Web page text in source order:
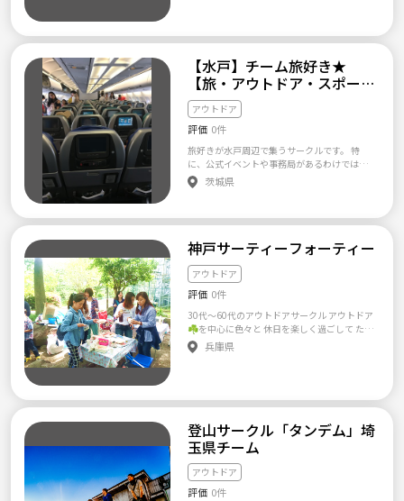
をみてレベルを確認してみてください！ 経験
者の方はレベルの加減を女性や未経験者・初
心者にも臨機応変に合わせられる方であれば
参加OKです！ 【活動風景動画から雰囲気が確
認できます！】 ・・・活動動画のところから
でも見れます！ 「ミニバスケ」 https://yout
u.be/UPOlT9luV5U 「バドミントン」 https://
s://youtu.be/879YTcvDeBI 「ドッチボール&ド
ッジビー」 https://youtu.be/Z16uxeHJms8
「ソフトテニス」 https://youtu.be/n1kRoDg
は特に難易度低め】 コートが通常コートより
しておりますので女性でも活躍ができます！
加者へのフォローと1番大切なルール】 浮いて
いる人がいないか全員分を見ることはできて
おりませんが、当サークルはルールがあり、
一人の人がいたら必ず声をかけあうというこ
とを参加者の方にお願いしており文化にして
おります。 また、ミスマッチを防ぐ努力をし
てるので同じ意思をお持ちの方が多いため、
て懇親会も行っております。 スポーツだけで
はなかなかコミュニケーションが足りない方
や仲間作りの機会にしてほしいためです。
【参加費】 年会費などはありませんが、 体育
館イベントの参加費は 一回につき500円とし
ております。 ※他の特別企画は会によって変
動します。 【持ち物について】 ラケットやボ
ます！（怪我等を補償するものではございま
（ボランティア活動でなく）の運営となって
おります。無料イベント企画へご参加希望の方
は、無料で実施しているイベントや町内イベ
ントへご参加下さい。 ※事務手続き縮小と連
絡多数の運営負担軽減の為、【現在催行予定
企画へご参加希望者さん】のみご連絡お待ち
しております。ご理解の程よろしくお願いしま
す。 ■現在催行予定企画■ 【8月28日】日光
赤薙山トレッキング企画！天空回廊を巡る初
心者向け企画 現在5名参加予定 【8月29日】
ご連絡お待ちしております。休日の余暇活動に
身体を動かしてみませんか？ 詳しくはHPに
て。https://www.totigi-hiking.xyz/
がキッカケです。 主に大阪近郊で4時間程度の
ゆるい日帰りハイキングイベントを企画して
います。 それ以外にもBBQ、飲み会等アウト
ドア全般をメンバー同士で楽しめるサークル
にしていきたいと思います 。 特にこんな人に
おススメです 。 ​・ゆる～く登山＆ハイキング
に行きたい人 ・景色が綺麗な場所に行ったり
ど歩くのが苦にならない人 ・サークルを通じ
て同年代の友達を作りたい人 楽しく、快適に
参加してもらいたいので簡単なルールを作り
方が多いです) ・参加費は運営費用・下見費用
会費はありません。 ・出欠の連絡、時間を守
れない人、お金にルーズな人、自分勝手な行
動をする人はご遠慮下さい。 ・サークルを妨
害したり、他の参加者に迷惑をかける行為、
他サークルへの勧誘、ナンパは一切禁止いた
します。 こんな感じですが共感できる人は是
非コミュに参加して下さいね 。 てくてくハイ
キングサークル代表 ナッキー
【水戸】チーム旅好き★
【旅・アウトドア・スポーツ
総合】
アウトドア
評価 0件
旅好きが水戸周辺で集うサークルです。 特
に、公式イベントや事務局があるわけではな
く、メンバー１人１人が自由かつ主体的に主
宰したり、楽しめる箱のようなものをイメー
間が合えば主宰したり参加すると思います
が多いです(^^; よろしくお願いします！
茨城県
神戸サーティーフォーティー
アウトドア
評価 0件
30代〜60代のアウトドアサークル アウトドア
☘️を中心に色々と 休日を楽しく過ごして たく
さんのお友達作りの場として 季節に合わせた
イベントを企画開催しております mixiにてメ
アウトドアを通して楽しい友達作りの場にと
設立しました
兵庫県
登山サークル「タンデム」埼
玉県チーム
アウトドア
評価 0件